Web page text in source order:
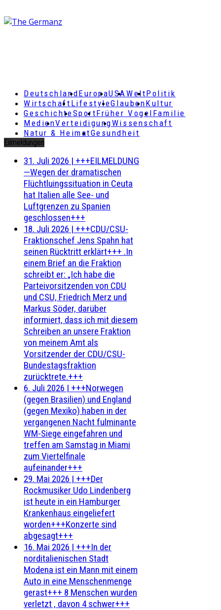
DeutschlandEuropaUSAWeltPolitik
Wirtschaft LifestyleGlaubenKultur
GeschichteSportFrüher Vogel Familie
MedienVerteidigungWissenschaft
Natur & HeimatGesundheit
Eilmeldungen
31. Juli 2026 | +++EILMELDUNG
—Wegen der dramatischen
Flüchtluingssituation in Ceuta
hat Italien alle See- und
Luftgrenzen zu Spanien
geschlossen+++
18. Juli 2026 | +++CDU/CSU-
Fraktionschef Jens Spahn hat
seinen Rücktritt erklärt+++ .In
einem Brief an die Fraktion
schreibt er: „Ich habe die
Parteivorsitzenden von CDU
und CSU, Friedrich Merz und
Markus Söder, darüber
informiert, dass ich mit diesem
Schreiben an unsere Fraktion
von meinem Amt als
Vorsitzender der CDU/CSU-
Bundestagsfraktion
zurücktrete.+++
6. Juli 2026 | +++Norwegen
(gegen Brasilien) und England
(gegen Mexiko) haben in der
vergangenen Nacht fulminante
WM-Siege eingefahren und
treffen am Samstag in Miami
zum Viertelfinale
aufeinander+++
29. Mai 2026 | +++Der
Rockmusiker Udo Lindenberg
ist heute in ein Hamburger
Krankenhaus eingeliefert
worden+++Konzerte sind
abgesagt+++
16. Mai 2026 | +++In der
norditalienischen Stadt
Modena ist ein Mann mit einem
Auto in eine Menschenmenge
gerast+++ 8 Menschen wurden
verletzt , davon 4 schwer+++